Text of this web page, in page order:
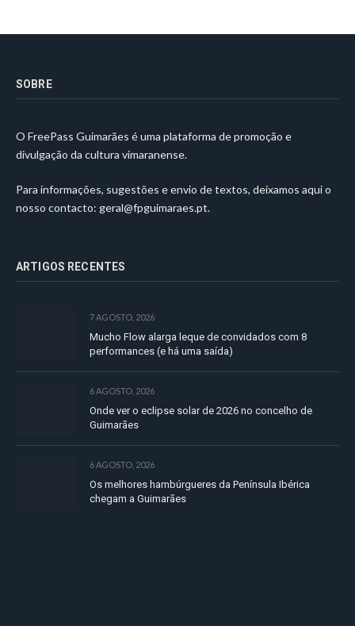
SOBRE
O FreePass Guimarães é uma plataforma de promoção e
divulgação da cultura vimaranense.
Para informações, sugestões e envio de textos, deixamos aqui o
nosso contacto: geral@fpguimaraes.pt.
ARTIGOS RECENTES
7 AGOSTO, 2026
Mucho Flow alarga leque de convidados com 8
performances (e há uma saída)
6 AGOSTO, 2026
Onde ver o eclipse solar de 2026 no concelho de
Guimarães
6 AGOSTO, 2026
Os melhores hambúrgueres da Península Ibérica
chegam a Guimarães